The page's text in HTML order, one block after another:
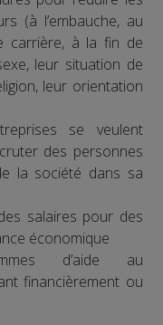
(à l’embauche, au
carrière, à la fin de
leur situation de
leur orientation
se veulent
des personnes
la société dans sa
salaires pour des
économique
d’aide au
financièrement ou